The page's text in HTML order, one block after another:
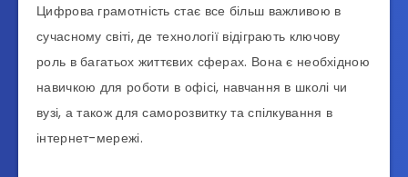
Цифрова грамотність стає все більш важливою в
сучасному світі, де технології відіграють ключову
роль в багатьох життєвих сферах. Вона є необхідною
навичкою для роботи в офісі, навчання в школі чи
вузі, а також для саморозвитку та спілкування в
інтернет-мережі.